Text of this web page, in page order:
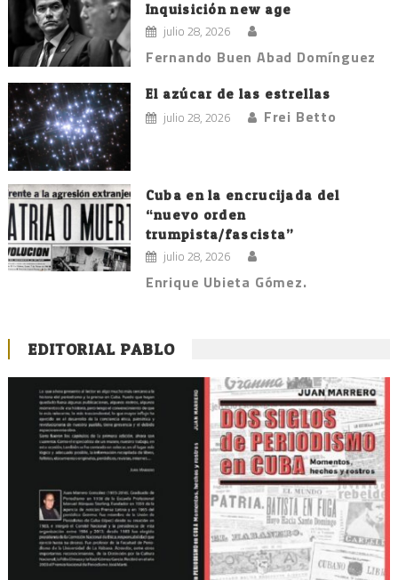
Inquisición new age
julio 28, 2026
Fernando Buen Abad Domínguez
El azúcar de las estrellas
julio 28, 2026 Frei Betto
Cuba en la encrucijada del
“nuevo orden
trumpista/fascista”
julio 28, 2026
Enrique Ubieta Gómez.
EDITORIAL PABLO